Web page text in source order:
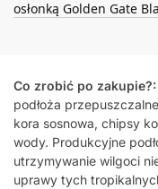
osłonką Golden Gate
Co zrobić po zakupie?:
podłoża
kora sosnowa, chipsy
wody. Produkcyjne
utrzymywanie wilgoci
uprawy tych